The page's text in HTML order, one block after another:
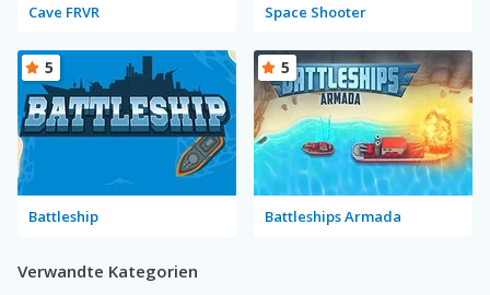
Cave FRVR Space Shooter
Battleship
5
Battleships Armada
5
Verwandte Kategorien